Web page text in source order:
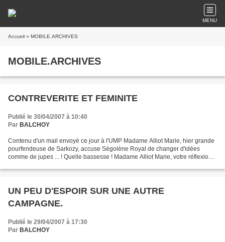
MENU
Accueil » MOBILE.ARCHIVES
MOBILE.ARCHIVES
CONTREVERITE ET FEMINITE
Publié le 30/04/2007 à 10:40
Par BALCHOY
Contenu d'un mail envoyé ce jour à l'UMP Madame Alliot Marie, hier grande
pourfendeuse de Sarkozy, accuse Ségolène Royal de changer d'idées
comme de jupes ... ! Quelle bassesse ! Madame Alliot Marie, votre réflexion
UN PEU D'ESPOIR SUR UNE AUTRE
CAMPAGNE.
Publié le 29/04/2007 à 17:30
Par BALCHOY